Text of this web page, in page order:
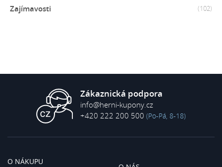
Zajímavosti (102)
Zákaznická podpora
info@herni-kupony.cz
+420 222 200 500 (Po-Pá, 8-18)
O NÁKUPU